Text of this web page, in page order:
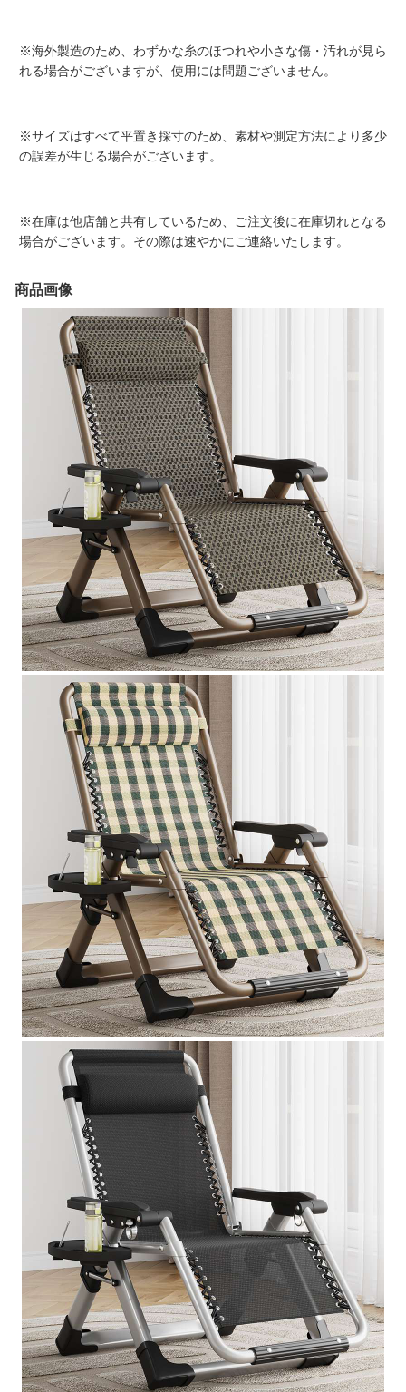
※海外製造のため、わずかな糸のほつれや小さな傷・汚れが見ら
れる場合がございますが、使用には問題ございません。
※サイズはすべて平置き採寸のため、素材や測定方法により多少
の誤差が生じる場合がございます。
※在庫は他店舗と共有しているため、ご注文後に在庫切れとなる
場合がございます。その際は速やかにご連絡いたします。
商品画像